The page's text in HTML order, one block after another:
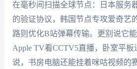
在毫秒间扫描全球节点：日本服务
的验证协议，韩国节点专攻爱奇艺
路则优化B站弹幕传输。更别说它
Apple TV看CCTV5直播，卧室平
说，书房电脑还能挂着咪咕视频